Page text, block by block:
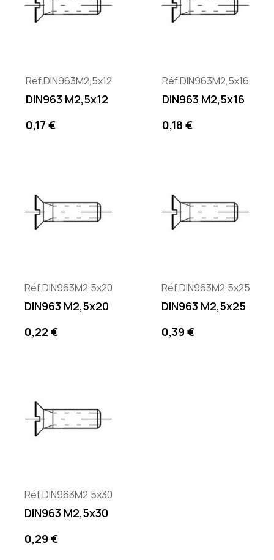
Réf.DIN963M2,5x12
DIN963 M2,5x12
Precio
0,17 €
Réf.DIN963M2,5x16
DIN963 M2,5x16
Precio
0,18 €
Réf.DIN963M2,5x20
DIN963 M2,5x20
Precio
0,22 €
Réf.DIN963M2,5x25
DIN963 M2,5x25
Precio
0,39 €
Réf.DIN963M2,5x30
DIN963 M2,5x30
Precio
0,29 €